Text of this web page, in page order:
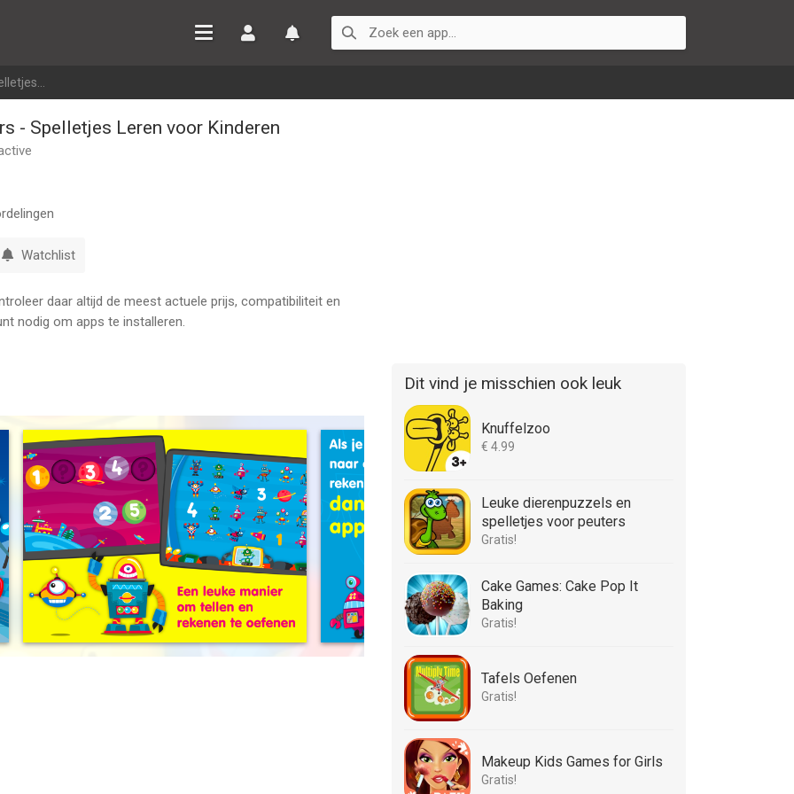
- Spelletjes Leren voor Kinderen
Watchlist
daar altijd de meest actuele prijs, compatibiliteit en
nodig om apps te installeren.
ze willen!
Dit vind je misschien ook leuk
Knuffelzoo
€ 4.99
Leuke dierenpuzzels en
spelletjes voor peuters
Gratis!
Cake Games: Cake Pop It
Baking
Gratis!
Tafels Oefenen
Gratis!
Makeup Kids Games for Girls
Gratis!